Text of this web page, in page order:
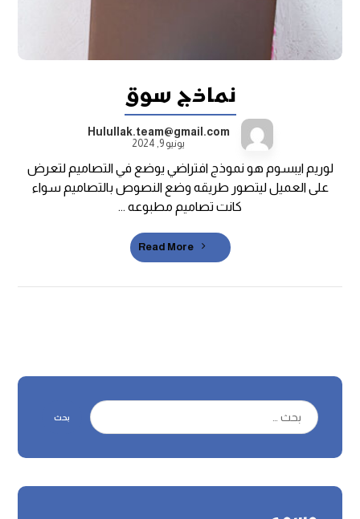
نماذج سوق
Hulullak.team@gmail.com
يونيو 9, 2024
لوريم ايبسوم هو نموذج افتراضي يوضع في التصاميم لتعرض
على العميل ليتصور طريقه وضع النصوص بالتصاميم سواء
كانت تصاميم مطبوعه ...
Read More
بحث